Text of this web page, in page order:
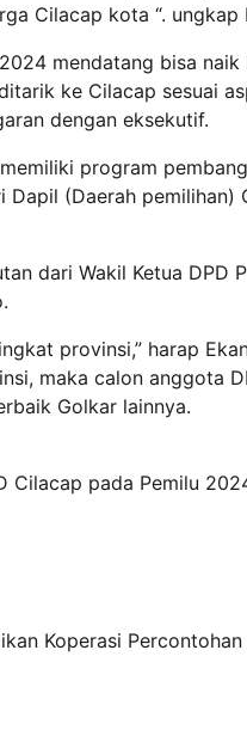
Cilacap kota “. ungkap
mendatang bisa
ke Cilacap sesuai
dengan eksekutif.
program
(Daerah pemilihan)
dari Wakil Ketua
provinsi,” harap
maka calon anggota
Golkar lainnya.
Cilacap pada Pemilu
Koperasi Percontohan